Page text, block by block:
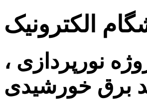
الکترونیک
نورپردازی ،
برق خورشیدی